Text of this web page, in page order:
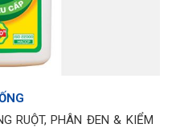
RUỘT, PHÂN ĐEN & KIỂM